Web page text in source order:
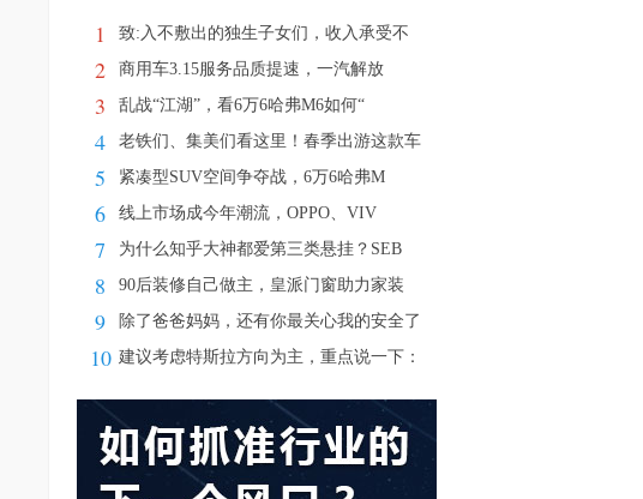
1 致:入不敷出的独生子女们，收入承受不
2 商用车3.15服务品质提速，一汽解放
3 乱战“江湖”，看6万6哈弗M6如何“
4 老铁们、集美们看这里！春季出游这款车
5 紧凑型SUV空间争夺战，6万6哈弗M
6 线上市场成今年潮流，OPPO、VIV
7 为什么知乎大神都爱第三类悬挂？SEB
8 90后装修自己做主，皇派门窗助力家装
9 除了爸爸妈妈，还有你最关心我的安全了
10 建议考虑特斯拉方向为主，重点说一下：